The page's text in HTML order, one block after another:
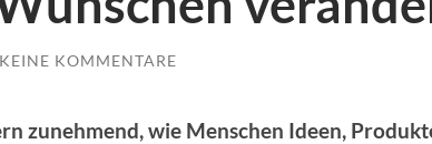
KEINE KOMMENTARE
zunehmend, wie Menschen Ideen,